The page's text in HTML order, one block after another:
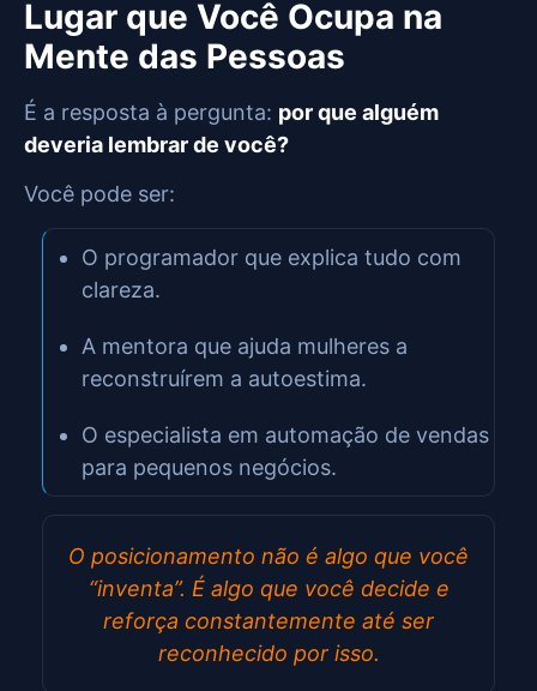
Lugar que Você Ocupa na
Mente das Pessoas
É a resposta à pergunta: por que alguém
deveria lembrar de você?
Você pode ser:
O programador que explica tudo com
clareza.
A mentora que ajuda mulheres a
reconstruírem a autoestima.
O especialista em automação de vendas
para pequenos negócios.
O posicionamento não é algo que você
“inventa”. É algo que você decide e
reforça constantemente até ser
reconhecido por isso.